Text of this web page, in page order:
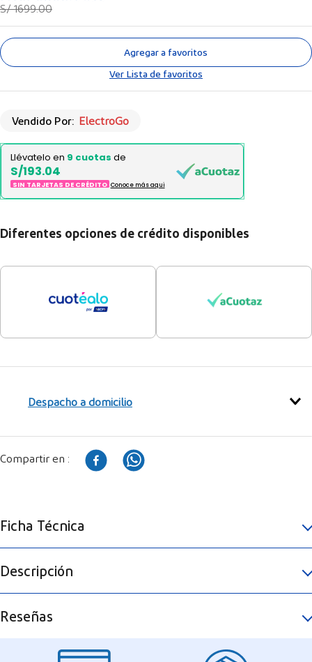
S/ 1699.00
Agregar a favoritos
Ver Lista de favoritos
Vendido Por: ElectroGo
Llévatelo en 9 cuotas de
S/193.04
SIN TARJETAS DE CRÉDITO Conoce más aqui
Diferentes opciones de crédito disponibles
Despacho a domicilio
Ficha Técnica
Descripción
Reseñas